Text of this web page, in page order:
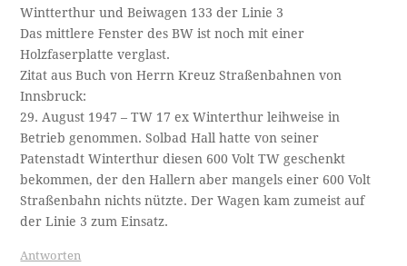
Wintterthur und Beiwagen 133 der Linie 3
Das mittlere Fenster des BW ist noch mit einer
Holzfaserplatte verglast.
Zitat aus Buch von Herrn Kreuz Straßenbahnen von
Innsbruck:
29. August 1947 – TW 17 ex Winterthur leihweise in
Betrieb genommen. Solbad Hall hatte von seiner
Patenstadt Winterthur diesen 600 Volt TW geschenkt
bekommen, der den Hallern aber mangels einer 600 Volt
Straßenbahn nichts nützte. Der Wagen kam zumeist auf
der Linie 3 zum Einsatz.
Antworten